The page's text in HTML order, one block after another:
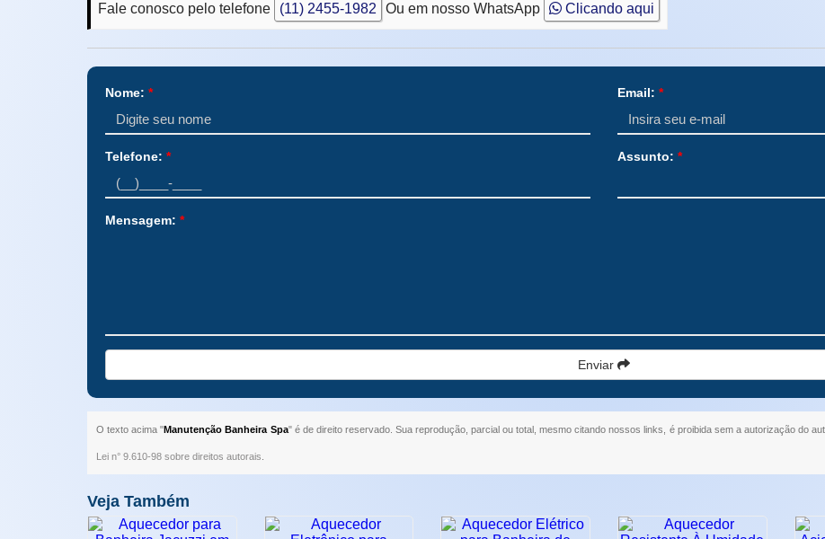
Fale conosco pelo telefone
(11) 2455-1982 Ou em nosso WhatsApp Clicando aqui
Nome:* Email: *
Telefone:* Assunto: *
Mensagem:*
Enviar
O texto acima "Manutenção Banheira Spa" é de direito reservado. Sua reprodução, parcial ou total, mesmo citando nossos links, é proibida sem a autorização do
Lei n° 9.610-98 sobre direitos autorais
Veja Também